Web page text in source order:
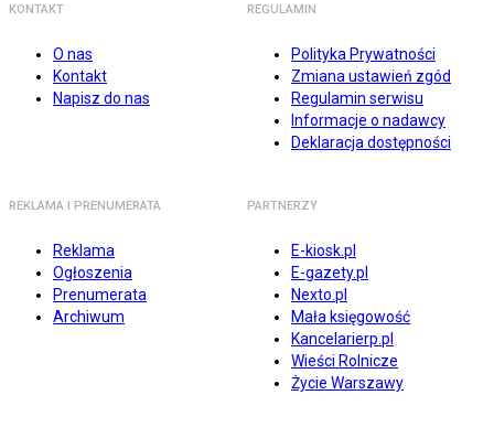
KONTAKT
O nas
Kontakt
Napisz do nas
REGULAMIN
Polityka Prywatności
Zmiana ustawień zgód
Regulamin serwisu
Informacje o nadawcy
Deklaracja dostępności
REKLAMA I PRENUMERATA
Reklama
Ogłoszenia
Prenumerata
Archiwum
PARTNERZY
E-kiosk.pl
E-gazety.pl
Nexto.pl
Mała księgowość
Kancelarierp.pl
Wieści Rolnicze
Życie Warszawy